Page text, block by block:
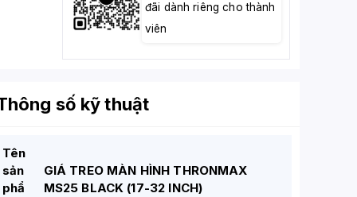
đãi dành riêng cho thành
viên
số kỹ thuật
Tên
sản
phẩ
GIÁ TREO MÀN HÌNH THRONMAX
MS25 BLACK (17-32 INCH)